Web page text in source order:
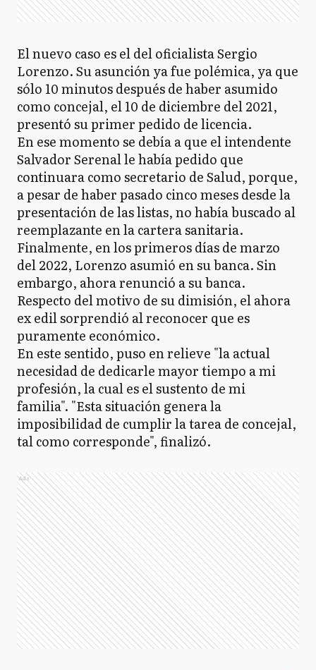
El nuevo caso es el del oficialista Sergio
Lorenzo. Su asunción ya fue polémica, ya que
sólo 10 minutos después de haber asumido
como concejal, el 10 de diciembre del 2021,
presentó su primer pedido de licencia.
En ese momento se debía a que el intendente
Salvador Serenal le había pedido que
continuara como secretario de Salud, porque,
a pesar de haber pasado cinco meses desde la
presentación de las listas, no había buscado al
reemplazante en la cartera sanitaria.
Finalmente, en los primeros días de marzo
del 2022, Lorenzo asumió en su banca. Sin
embargo, ahora renunció a su banca.
Respecto del motivo de su dimisión, el ahora
ex edil sorprendió al reconocer que es
puramente económico.
En este sentido, puso en relieve "la actual
necesidad de dedicarle mayor tiempo a mi
profesión, la cual es el sustento de mi
familia". "Esta situación genera la
imposibilidad de cumplir la tarea de concejal,
tal como corresponde", finalizó.
Ads